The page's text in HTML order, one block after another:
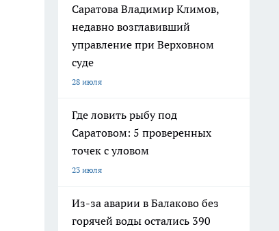
Саратова Владимир Климов,
недавно возглавивший
управление при Верховном
суде
28 июля
Где ловить рыбу под
Саратовом: 5 проверенных
точек с уловом
23 июля
Из-за аварии в Балаково без
горячей воды остались 390